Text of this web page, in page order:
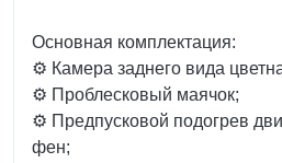
Основная комплектация:
⚙️ Камера заднего вида
⚙️ Проблесковый маячок;
⚙️ Предпусковой подогрев
фен;